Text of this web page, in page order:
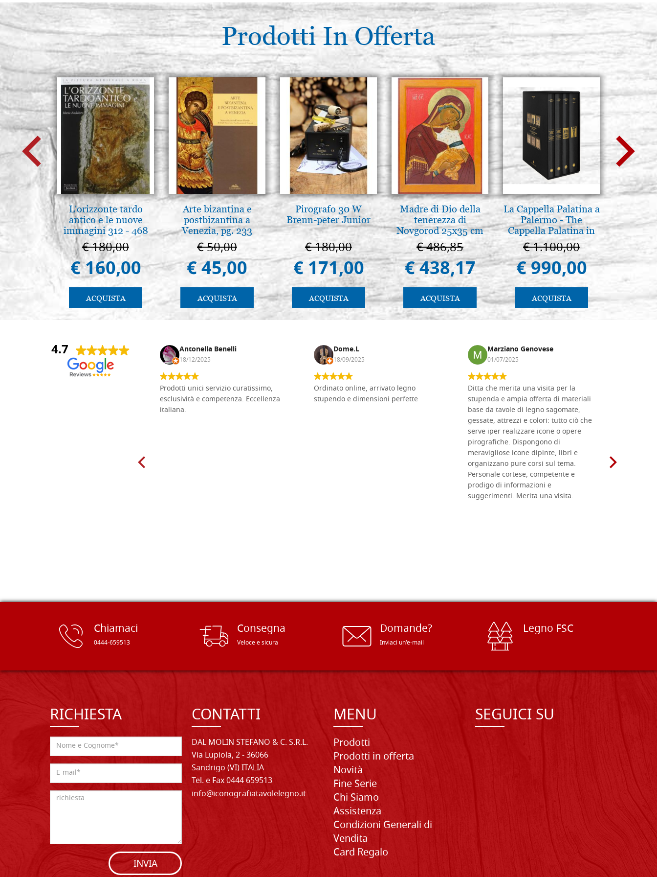
Prodotti In Offerta
L'orizzonte tardo
antico e le nuove
immagini 312 - 468
€ 180,00
€ 160,00
ACQUISTA
Arte bizantina e
postbizantina a
Venezia, pg. 233
€ 50,00
€ 45,00
ACQUISTA
Pirografo 30 W
Brenn-peter Junior
€ 180,00
€ 171,00
ACQUISTA
Madre di Dio della
tenerezza di
Novgorod 25x35 cm
€ 486,85
€ 438,17
ACQUISTA
La Cappella Palatina a
Palermo - The
Cappella Palatina in
Palermo
€ 1.100,00
€ 990,00
ACQUISTA
€
€
4.7
Andrea Monguzzi Antonella Benelli
18/12/2025
Prodotti unici servizio curatissimo,
esclusività e competenza. Eccellenza
italiana.
Dome.L
18/09/2025
Ordinato online, arrivato legno
stupendo e dimensioni perfette
Marziano Genovese
01/07/2025
Ditta che merita una visita per la
stupenda e ampia offerta di materiali
base da tavole di legno sagomate,
gessate, attrezzi e colori: tutto ciò che
serve iper realizzare icone o opere
pirografiche. Dispongono di
meravigliose icone dipinte, libri e
organizzano pure corsi sul tema.
Personale cortese, competente e
prodigo di informazioni e
suggerimenti. Merita una visita.
Chiamaci
0444-659513
Consegna
Veloce e sicura
Domande?
Inviaci un'e-mail
Legno FSC
RICHIESTA
INVIA
CONTATTI
DAL MOLIN STEFANO & C. S.R.L.
Via Lupiola, 2 - 36066
Sandrigo (VI) ITALIA
Tel. e Fax 0444 659513
info@iconografiatavolelegno.it
MENU
Prodotti
Prodotti in offerta
Novità
Fine Serie
Chi Siamo
Assistenza
Condizioni Generali di
Vendita
Card Regalo
SEGUICI SU